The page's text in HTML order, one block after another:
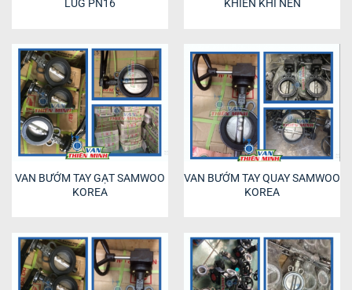
LUG PN16
KHIỂN KHÍ NÉN
VAN BƯỚM TAY GẠT SAMWOO
KOREA
VAN BƯỚM TAY QUAY SAMWOO
KOREA